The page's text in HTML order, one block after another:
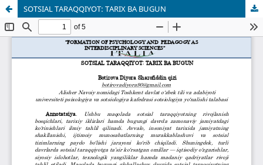
SOTSIAL TARAQQIYOT: TARIX BA BUGUN